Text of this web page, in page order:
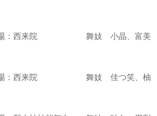
会場：西来院 舞妓 小晶、富美
会場：西来院 舞妓 佳つ笑、柚